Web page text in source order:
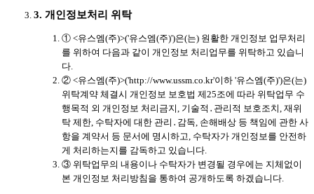
3. 개인정보처리 위탁
① <유스엠(주)>('유스엠(주)')은(는) 원활한 개인정보 업무처리
를 위하여 다음과 같이 개인정보 처리업무를 위탁하고 있습니
다.
② <유스엠(주)>('http://www.ussm.co.kr'이하 '유스엠(주)')은(는)
위탁계약 체결시 개인정보 보호법 제25조에 따라 위탁업무 수
행목적 외 개인정보 처리금지, 기술적․관리적 보호조치, 재위
탁 제한, 수탁자에 대한 관리․감독, 손해배상 등 책임에 관한 사
항을 계약서 등 문서에 명시하고, 수탁자가 개인정보를 안전하
게 처리하는지를 감독하고 있습니다.
③ 위탁업무의 내용이나 수탁자가 변경될 경우에는 지체없이
본 개인정보 처리방침을 통하여 공개하도록 하겠습니다.